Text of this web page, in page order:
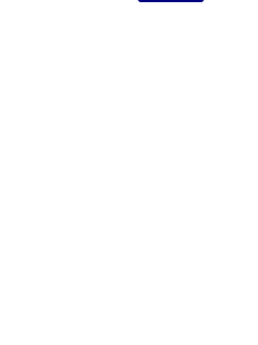
locação, além de
e em outras
o imóvel que
Na M360 IMOVEIS E
em Aparecida de
direto do seu
a relação de
SEGUROS LTDA é